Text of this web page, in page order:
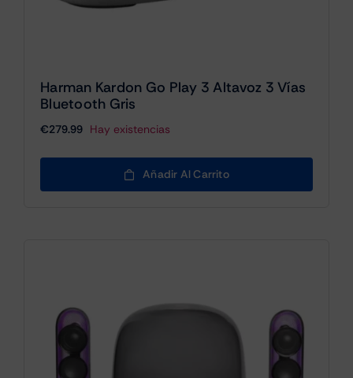
Harman Kardon Go Play 3 Altavoz 3 Vías
Bluetooth Gris
€279.99 Hay existencias
Añadir Al Carrito